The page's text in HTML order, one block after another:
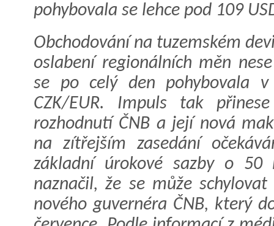
pohybovala se lehce pod 109
Obchodování na tuzemském
oslabení regionálních měn
se po celý den pohybovala v
CZK/EUR. Impuls tak
rozhodnutí ČNB a její nová
na zítřejším zasedání
základní úrokové sazby o
naznačil, že se může
nového guvernéra ČNB, který